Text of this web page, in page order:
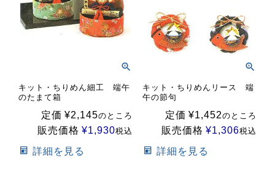
キット・ちりめん細工 端午
のたまて箱
定価 ¥2,145のところ
販売価格 ¥1,930税込
詳細を見る
キット・ちりめんリース 端
午の節句
定価 ¥1,452のところ
販売価格 ¥1,306税込
詳細を見る